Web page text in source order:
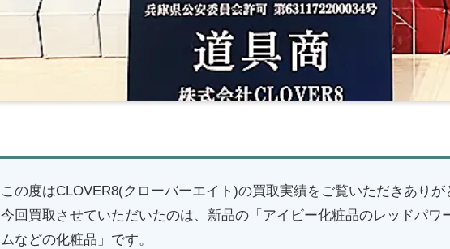
この度はCLOVER8(クローバーエイト)の買取実績をご覧いただきありが
今回買取させていただいたのは、新品の「アイビー化粧品のレッドパワ
ムなどの化粧品」です。